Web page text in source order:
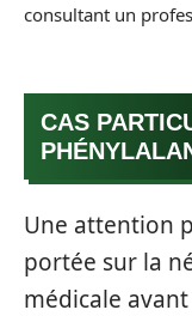
consultant un
CAS
Une attention
portée sur la
médicale